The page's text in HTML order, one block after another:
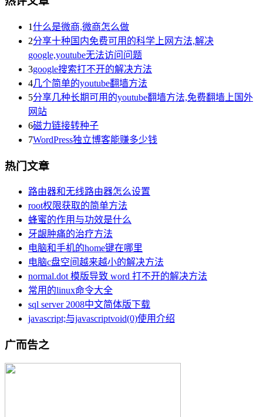
1什么是微商,微商怎么做
2分享十种国内免费可用的科学上网方法,解决
google,youtube无法访问问题
3google搜索打不开的解决方法
4几个简单的youtube翻墙方法
5分享几种长期可用的youtube翻墙方法,免费翻墙上国外
网站
6磁力链接转种子
7WordPress独立博客能赚多少钱
热门文章
路由器和无线路由器怎么设置
root权限获取的简单方法
蜂蜜的作用与功效是什么
牙龈肿痛的治疗方法
电脑和手机的home键在哪里
电脑c盘空间越来越小的解决方法
normal.dot 模版导致 word 打不开的解决方法
常用的linux命令大全
sql server 2008中文简体版下载
javascript;与javascriptvoid(0)使用介绍
广而告之